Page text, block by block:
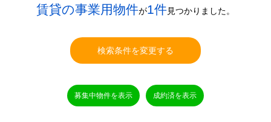
賃貸の事業用物件が1件見つかりました。
検索条件を変更する
募集中物件を表示 成約済を表示